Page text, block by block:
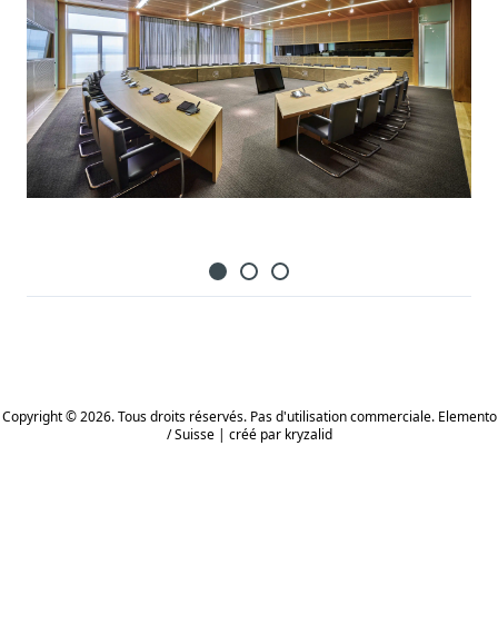
Copyright © 2026. Tous droits réservés. Pas d'utilisation commerciale. Elemento
/ Suisse | créé par kryzalid